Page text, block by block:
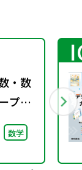
・数
プ
料
ルー
開催
数学